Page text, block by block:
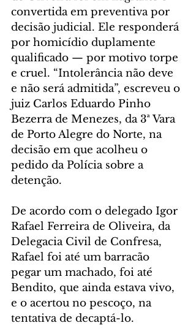
convertida em preventiva por
decisão judicial. Ele responderá
por homicídio duplamente
qualificado — por motivo torpe
e cruel. “Intolerância não deve
e não será admitida”, escreveu o
juiz Carlos Eduardo Pinho
Bezerra de Menezes, da 3ª Vara
de Porto Alegre do Norte, na
decisão em que acolheu o
pedido da Polícia sobre a
detenção.
De acordo com o delegado Igor
Rafael Ferreira de Oliveira, da
Delegacia Civil de Confresa,
Rafael foi até um barracão
pegar um machado, foi até
Bendito, que ainda estava vivo,
e o acertou no pescoço, na
tentativa de decaptá-lo.